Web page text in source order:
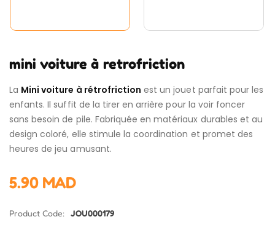
mini voiture à retrofriction
La Mini voiture à rétrofriction est un jouet parfait pour les
enfants. Il suffit de la tirer en arrière pour la voir foncer
sans besoin de pile. Fabriquée en matériaux durables et au
design coloré, elle stimule la coordination et promet des
heures de jeu amusant.
5.90 MAD
Product Code: JOU000179